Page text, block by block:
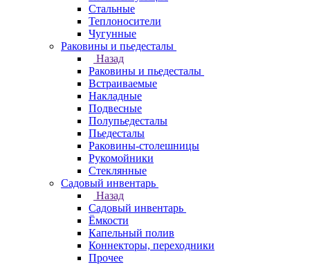
Стальные
Теплоносители
Чугунные
Раковины и пьедесталы
Назад
Раковины и пьедесталы
Встраиваемые
Накладные
Подвесные
Полупьедесталы
Пьедесталы
Раковины-столешницы
Рукомойники
Стеклянные
Садовый инвентарь
Назад
Садовый инвентарь
Ёмкости
Капельный полив
Коннекторы, переходники
Прочее